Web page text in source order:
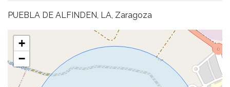
PUEBLA DE ALFINDEN, LA, Zaragoza
+
−